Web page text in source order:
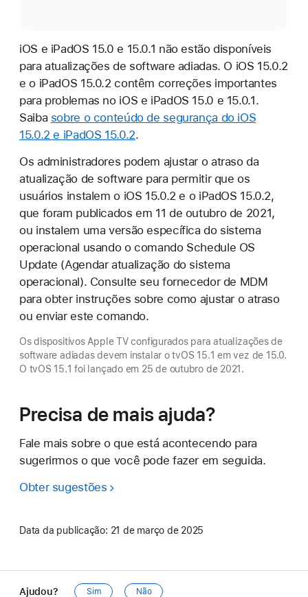
iOS e iPadOS 15.0 e 15.0.1 não estão disponíveis
para atualizações de software adiadas. O iOS 15.0.2
e o iPadOS 15.0.2 contêm correções importantes
para problemas no iOS e iPadOS 15.0 e 15.0.1.
Saiba sobre o conteúdo de segurança do iOS
15.0.2 e iPadOS 15.0.2.
Os administradores podem ajustar o atraso da
atualização de software para permitir que os
usuários instalem o iOS 15.0.2 e o iPadOS 15.0.2,
que foram publicados em 11 de outubro de 2021,
ou instalem uma versão específica do sistema
operacional usando o comando Schedule OS
Update (Agendar atualização do sistema
operacional). Consulte seu fornecedor de MDM
para obter instruções sobre como ajustar o atraso
ou enviar este comando.
Os dispositivos Apple TV configurados para atualizações de
software adiadas devem instalar o tvOS 15.1 em vez de 15.0.
O tvOS 15.1 foi lançado em 25 de outubro de 2021.
Precisa de mais ajuda?
Fale mais sobre o que está acontecendo para
sugerirmos o que você pode fazer em seguida.
Obter sugestões
Data da publicação: 21 de março de 2025
Ajudou? Sim Não